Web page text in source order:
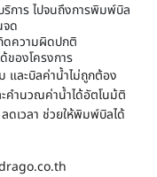
ริการ ไปจนถึงการพิมพ์บิล
ด
ดความผิดปกติ
ของโครงการ
และบิลค่าน้ำไม่ถูกต้อง
คำนวณค่าน้ำได้อัตโนม้ติ
เวลา ช่วยให้พิมพ์บิลได้